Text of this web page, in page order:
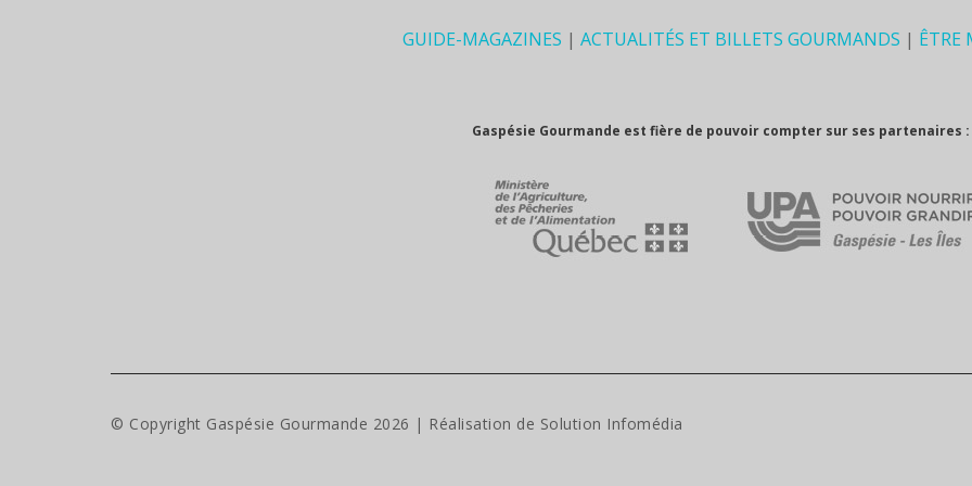
GUIDE-MAGAZINES | ACTUALITÉS ET BILLETS GOURMANDS | ÊTRE
Gaspésie Gourmande est fière de pouvoir compter sur ses partenaires :
© Copyright Gaspésie Gourmande 2026 | Réalisation de Solution Infomédia